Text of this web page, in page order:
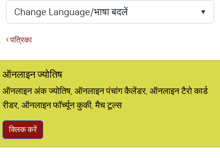
पत्रिका
ऑनलाइन ज्योतिष
ऑनलाइन अंक ज्योतिष, ऑनलाइन पंचांग कैलेंडर, ऑनलाइन टैरो कार्ड
रीडर, ऑनलाइन फॉर्च्यून कुकी, मैच टूल्स
क्लिक करें